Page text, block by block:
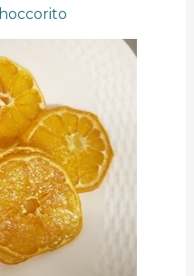
hoccorito